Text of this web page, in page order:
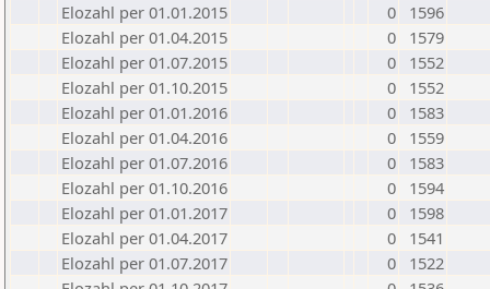
Elozahl per 01.01.2015
0
1596
Elozahl per 01.04.2015
0
1579
Elozahl per 01.07.2015
0
1552
Elozahl per 01.10.2015
0
1552
Elozahl per 01.01.2016
0
1583
Elozahl per 01.04.2016
0
1559
Elozahl per 01.07.2016
0
1583
Elozahl per 01.10.2016
0
1594
Elozahl per 01.01.2017
0
1598
Elozahl per 01.04.2017
0
1541
Elozahl per 01.07.2017
0
1522